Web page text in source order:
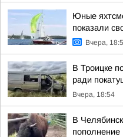
Юные
показали
Вчера,
В Троицке
ради
Вчера, 18:54
В
пополнение